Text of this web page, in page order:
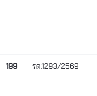
199 รด.1293/2569